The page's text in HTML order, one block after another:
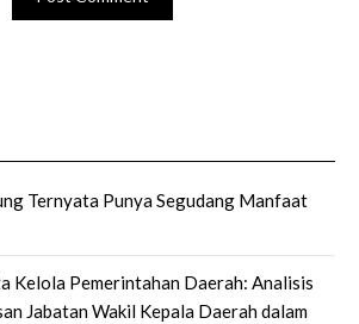
Ternyata Punya Segudang Manfaat
Kelola Pemerintahan Daerah: Analisis
Jabatan Wakil Kepala Daerah dalam